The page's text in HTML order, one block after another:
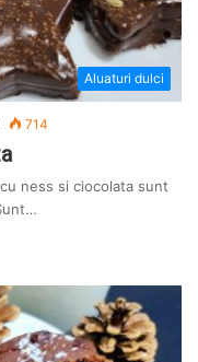
Aluaturi dulci
714
ness si ciocolata sunt